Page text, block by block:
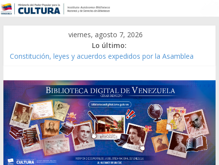
viernes, agosto 7, 2026
Lo último:
Constitución, leyes y acuerdos expedidos por la Asamblea
Modesta Bor Sánchez [material gráfico]
Gaceta Oficial de la República de Venezuela año CXXXIII Mes V,
Caracas 09 de marzo de 2006 N° 38.394
Catálogo temático de obras de Modesta Bor